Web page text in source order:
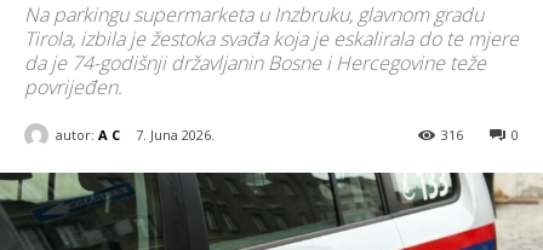
Na parkingu supermarketa u Inzbruku, glavnom gradu
Tirola, izbila je žestoka svađa koja je eskalirala do te mjere
da je 74-godišnji državljanin Bosne i Hercegovine teže
povrijeđen.
autor: A C 7. Juna 2026. 0
316